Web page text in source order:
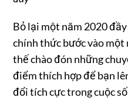
Bỏ lại một năm 2020
chính thức bước vào
thế chào đón những
điểm thích hợp để bạn
đổi tích cực trong cuộc